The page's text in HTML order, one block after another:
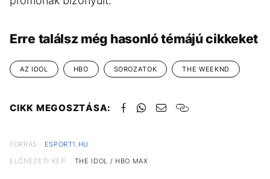
Erre találsz még hasonló témájú cikkeket
AZ IDOL HBO SOROZATOK THE WEEKND
CIKK MEGOSZTÁSA:
FORRÁS
ESPORT1.HU
ELŐNÉZETI KÉP:
THE IDOL / HBO MAX